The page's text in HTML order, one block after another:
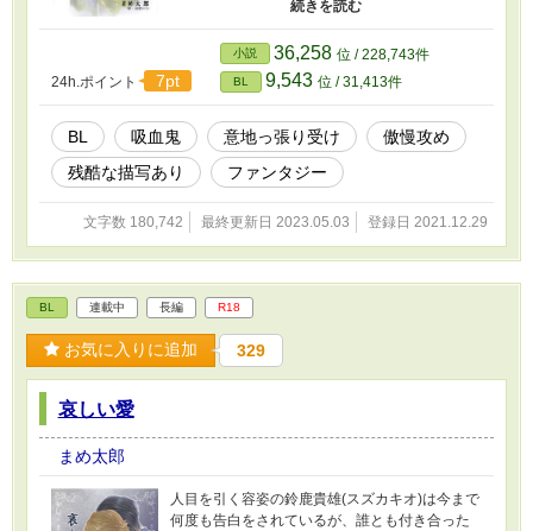
24h.ポイント 7pt
小説 36,258 位 / 228,743件
BL 9,543 位 / 31,413件
BL 吸血鬼 意地っ張り受け
傲慢攻め
残酷な描写あり
ファンタジー
文字数 180,742 最終更新日 2023.05.03 登録日 2021.12.29
BL 連載中 長編 R18
お気に入りに追加 329
哀しい愛
まめ太郎
人目を引く容姿の鈴鹿貴雄(スズカキオ)は今まで
何度も告白をされているが、誰とも付き合った